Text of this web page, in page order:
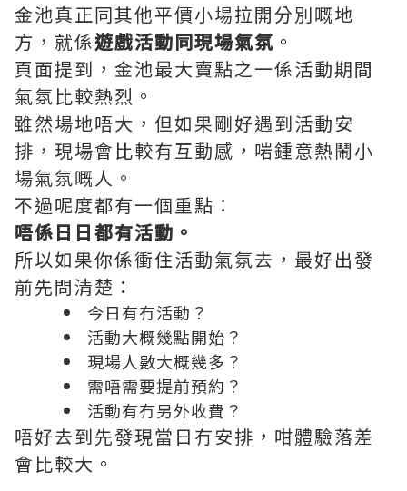
金池真正同其他平價小場拉開分別嘅地
方，就係遊戲活動同現場氣氛 。
頁面提到，金池最大賣點之一係活動期間
氣氛比較熱烈。
雖然場地唔大，但如果剛好遇到活動安
排，現場會比較有互動感，啱鍾意熱鬧小
場氣氛嘅人。
不過呢度都有一個重點：
唔係日日都有活動。
所以如果你係衝住活動氣氛去，最好出發
前先問清楚：
今日有冇活動？
活動大概幾點開始？
現場人數大概幾多？
需唔需要提前預約？
活動有冇另外收費？
唔好去到先發現當日冇安排，咁體驗落差
會比較大。